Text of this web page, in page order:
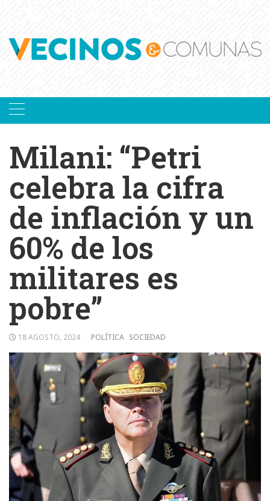
Milani: “Petri
celebra la cifra
de inflación y un
60% de los
militares es
pobre”
18 AGOSTO, 2024 POLÍTICA SOCIEDAD